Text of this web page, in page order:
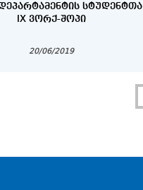
ᲡᲢᲣᲓᲔᲜᲢᲗᲐ
IX ᲕᲝᲠᲥ-ᲨᲝᲞᲘ
20/06/2019